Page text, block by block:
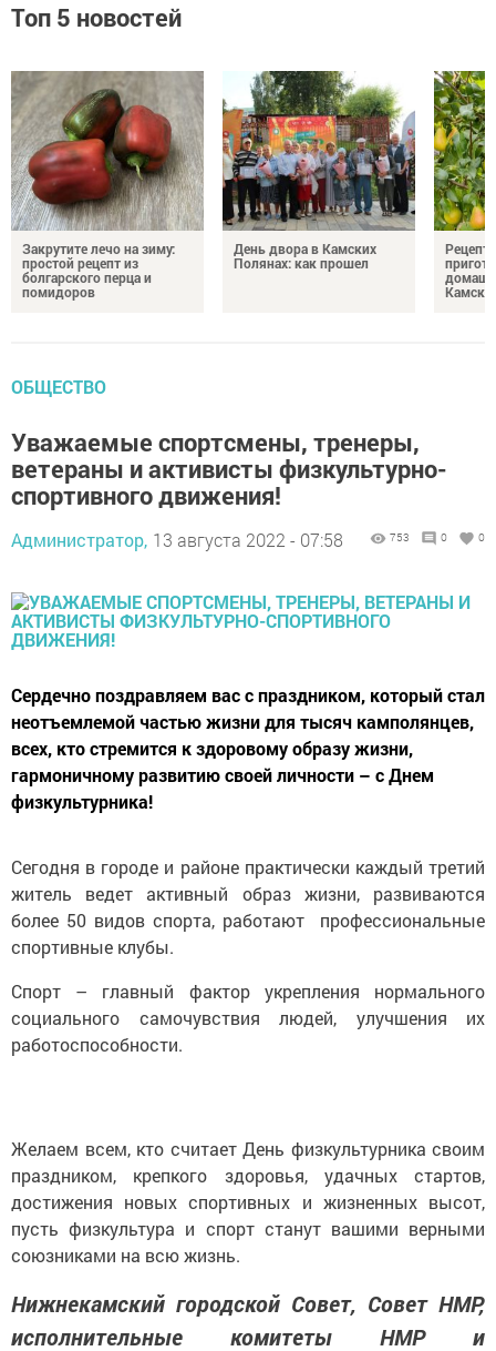
Топ 5 новостей
Закрутите лечо на зиму:
простой рецепт из
болгарского перца и
помидоров
День двора в Камских
Полянах: как прошел
ОБЩЕСТВО
Уважаемые спортсмены, тренеры,
ветераны и активисты физкультурно-
спортивного движения!
Администратор, 13 августа 2022 - 07:58 753 0 0
Сердечно поздравляем вас с праздником, который стал
неотъемлемой частью жизни для тысяч камполянцев,
всех, кто стремится к здоровому образу жизни,
гармоничному развитию своей личности – с Днем
физкультурника!
Сегодня в городе и районе практически каждый третий
житель ведет активный образ жизни, развиваются
более 50 видов спорта, работают профессиональные
спортивные клубы.
Спорт – главный фактор укрепления нормального
социального самочувствия людей, улучшения их
работоспособности.
Желаем всем, кто считает День физкультурника своим
праздником, крепкого здоровья, удачных стартов,
достижения новых спортивных и жизненных высот,
пусть физкультура и спорт станут вашими верными
союзниками на всю жизнь.
Нижнекамский городской Совет, Совет НМР,
исполнительные комитеты НМР и